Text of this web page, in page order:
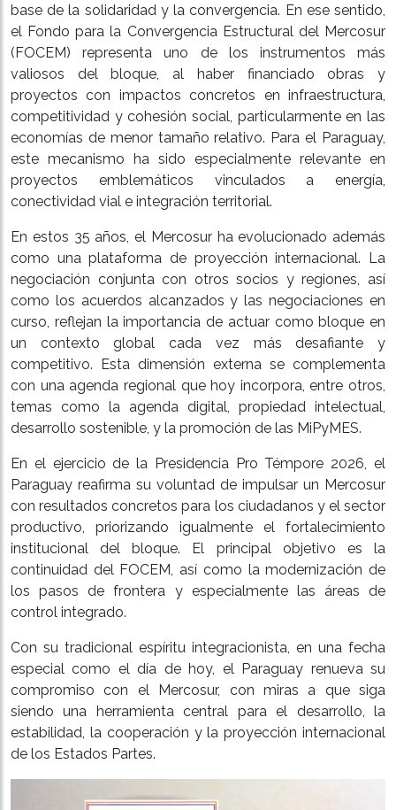
base de la solidaridad y la convergencia. En ese sentido,
el Fondo para la Convergencia Estructural del Mercosur
(FOCEM) representa uno de los instrumentos más
valiosos del bloque, al haber financiado obras y
proyectos con impactos concretos en infraestructura,
competitividad y cohesión social, particularmente en las
economías de menor tamaño relativo. Para el Paraguay,
este mecanismo ha sido especialmente relevante en
proyectos emblemáticos vinculados a energía,
conectividad vial e integración territorial.
En estos 35 años, el Mercosur ha evolucionado además
como una plataforma de proyección internacional. La
negociación conjunta con otros socios y regiones, así
como los acuerdos alcanzados y las negociaciones en
curso, reflejan la importancia de actuar como bloque en
un contexto global cada vez más desafiante y
competitivo. Esta dimensión externa se complementa
con una agenda regional que hoy incorpora, entre otros,
temas como la agenda digital, propiedad intelectual,
desarrollo sostenible, y la promoción de las MiPyMES.
En el ejercicio de la Presidencia Pro Témpore 2026, el
Paraguay reafirma su voluntad de impulsar un Mercosur
con resultados concretos para los ciudadanos y el sector
productivo, priorizando igualmente el fortalecimiento
institucional del bloque. El principal objetivo es la
continuidad del FOCEM, así como la modernización de
los pasos de frontera y especialmente las áreas de
control integrado.
Con su tradicional espíritu integracionista, en una fecha
especial como el día de hoy, el Paraguay renueva su
compromiso con el Mercosur, con miras a que siga
siendo una herramienta central para el desarrollo, la
estabilidad, la cooperación y la proyección internacional
de los Estados Partes.